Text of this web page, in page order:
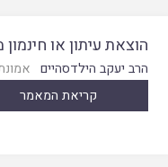
הוצאת עיתון או
הרב יעקב הילדסהיים אמונת
קריאת המאמר